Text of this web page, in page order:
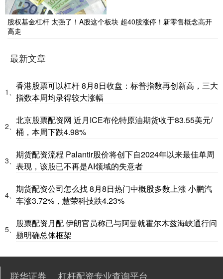
股权基金杠杆 太强了！A股这个板块 超40股涨停！新零售概念高开
高走
最新文章
1、
香港股票可以杠杆 8月8日收盘：标普指数再创新高，三大
指数本周均录得较大涨幅
2、
北京股票配资网 近月ICE布伦特原油期货收于83.55美元/
桶，本周下跌4.98%
3、
期货配资流程 Palantir股价将创下自2024年以来最佳单周
表现，该股已不再是AI领域的失意者
4、
期货配资公司怎么找 8月8日热门中概股多数上涨 小鹏汽
车涨3.72%，慧荣科技跌4.23%
5、
股票配资月配 伊朗官员称已与阿曼就霍尔木兹海峡通行问
题明确总体框架
联华证券 杠杆配资专业查询平台